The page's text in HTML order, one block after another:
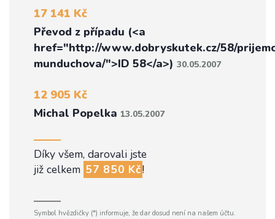
17 141 Kč
Převod z případu (<a
href="http://www.dobryskutek.cz/58/
munduchova/">ID 58</a>) 30.05.2007
12 905 Kč
Michal Popelka 13.05.2007
Díky všem, darovali jste
již celkem 57 850 Kč!
Symbol hvězdičky (*) informuje, že dar dosud není na našem účtu.